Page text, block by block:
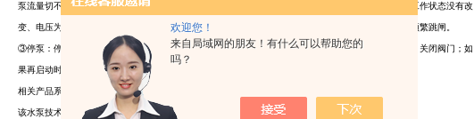
欢迎您！
来自局域网的朋友！有什么可以帮助您的
吗？
泵流量切不可过大，过大或过小应适当调整出口阀的开度；有下列情况之一者应立即停止运行，泵的工作状态没有改
变、电压为额定值而电流超过额定值，泵间歇出水，扬水管有显著振动、发出轰隆的噪声，保护开关频繁跳闸。
③停泵：停止泵的运转，关上出口阀及压力表阀门；水泵停车时，为减少水的倒流，应在切断电路后，关闭阀门；如
果再启动时，须在停车5min以后或更长时间进行。
相关产品系列： 深井泵型号,潜水泵型号
该水泵技术文章由博禹 原创,我们还是专业的 生产厂家